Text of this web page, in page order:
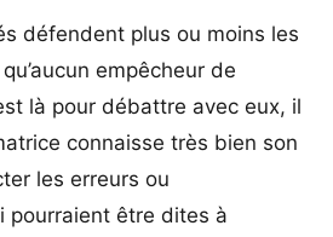
défendent plus ou moins les
empêcheur de
là pour débattre avec eux, il
connaisse très bien son
les erreurs ou
pourraient être dites à